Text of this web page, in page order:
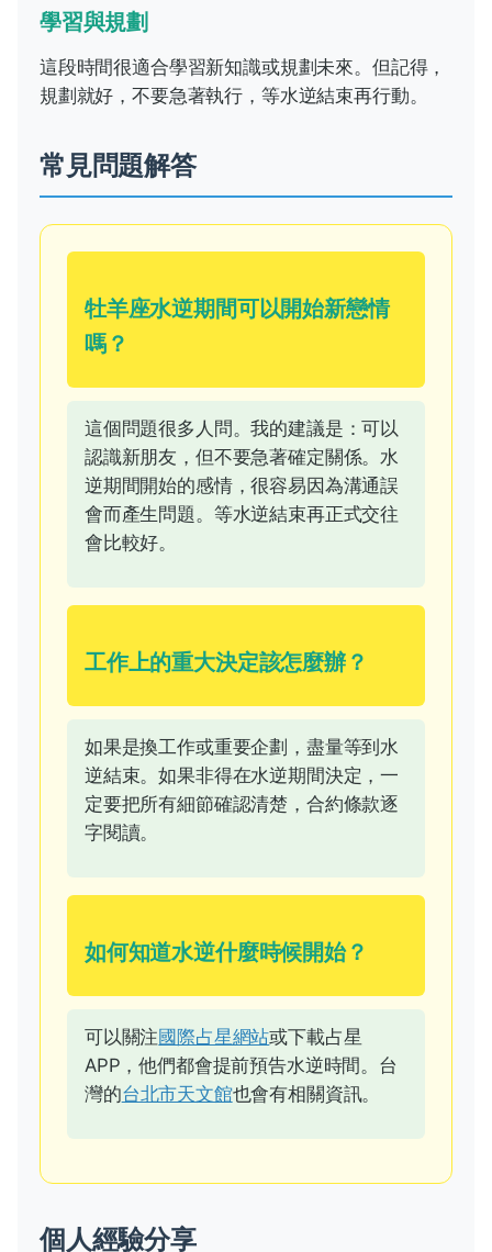
學習與規劃
這段時間很適合學習新知識或規劃未來。但記得，
規劃就好，不要急著執行，等水逆結束再行動。
常見問題解答
牡羊座水逆期間可以開始新戀情
嗎？
這個問題很多人問。我的建議是：可以
認識新朋友，但不要急著確定關係。水
逆期間開始的感情，很容易因為溝通誤
會而產生問題。等水逆結束再正式交往
會比較好。
工作上的重大決定該怎麼辦？
如果是換工作或重要企劃，盡量等到水
逆結束。如果非得在水逆期間決定，一
定要把所有細節確認清楚，合約條款逐
字閱讀。
如何知道水逆什麼時候開始？
可以關注國際占星網站或下載占星
APP，他們都會提前預告水逆時間。台
灣的台北市天文館也會有相關資訊。
個人經驗分享